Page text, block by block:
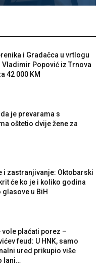
i Gradačca u vrtlogu
Vladimir Popović iz Trnova
42 000 KM
je prevarama s
oštetio dvije žene za
i zastranjivanje: Oktobarski
će ko je i koliko godina
u BiH
vole plaćati porez –
feud: U HNK, samo
ured prikupio više
lani…